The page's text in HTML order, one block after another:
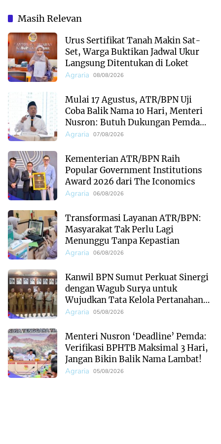
2026 dari The
Kementerian
Masih Relevan
Urus Sertifikat Tanah Makin Sat-
Set, Warga Buktikan Jadwal Ukur
Langsung Ditentukan di Loket
Agraria 08/08/2026
Mulai 17 Agustus, ATR/BPN Uji
Coba Balik Nama 10 Hari, Menteri
Nusron: Butuh Dukungan Pemda
dan PPAT
Agraria 07/08/2026
Kementerian ATR/BPN Raih
Popular Government Institutions
Award 2026 dari The Iconomics
Agraria 06/08/2026
Transformasi Layanan ATR/BPN:
Masyarakat Tak Perlu Lagi
Menunggu Tanpa Kepastian
Agraria 06/08/2026
Kanwil BPN Sumut Perkuat Sinergi
dengan Wagub Surya untuk
Wujudkan Tata Kelola Pertanahan
Profesional
Agraria 05/08/2026
Menteri Nusron ‘Deadline’ Pemda:
Verifikasi BPHTB Maksimal 3 Hari,
Jangan Bikin Balik Nama Lambat!
Agraria 05/08/2026